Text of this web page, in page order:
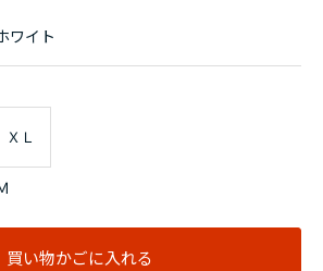
ワイト
ＸＬ
買い物かごに入れる